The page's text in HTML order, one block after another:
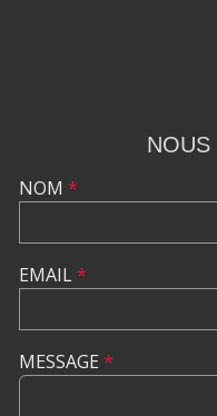
NOUS
NOM *
EMAIL*
MESSAGE *